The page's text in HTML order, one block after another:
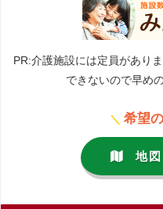
PR:介護施設には定員があり
できないので早め
＼ 希望
地